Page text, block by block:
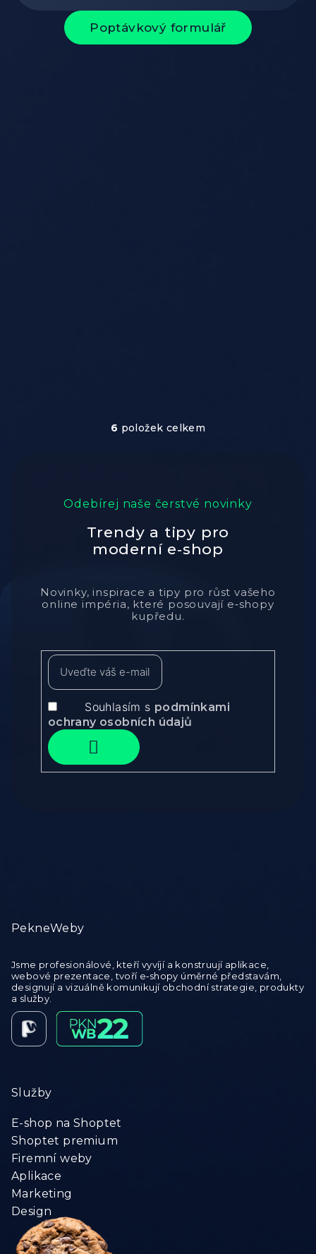
Poptávkový formulář
Ovládací prvky
6 položek celkem
Odebírej naše čerstvé novinky
Trendy a tipy pro
moderní e‑shop
Novinky, inspirace a tipy pro růst vašeho
online impéria, které posouvají e‑shopy
kupředu.
Souhlasím s podmínkami
ochrany osobních údajů
Odebírat
PekneWeby
Jsme profesionálové, kteří vyvíjí a konstruují aplikace,
webové prezentace, tvoří e‑shopy úměrné představám,
designují a vizuálně komunikují obchodní strategie, produkty
a služby.
Služby
E-shop na Shoptet
Shoptet premium
Firemní weby
Aplikace
Marketing
Design